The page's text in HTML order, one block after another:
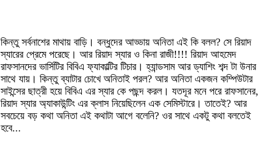
কিন্তু সর্বনাশের মাথায় বাড়ি। বন্ধুদের আড্ডায় অনিতা এই কি বলল? সে রিয়াদ
স্যারের প্রেমে পরেছে। আর রিয়াদ স্যার ও কিনা রাজী!!!! রিয়াদ আহমেদ
রাফসানদের ভার্সিটির বিবিএ ফ্যাকাল্টির টিচার। হ্যান্ডসাম আর ড্যাশিং শব্দ টা উনার
সাথে যায়। কিন্তু ব্যাটার চোখে অনিতাই পরল? আর অনিতা একজন কম্পিউটার
সাইন্সের ছাত্রী হয়ে বিবিএ এর স্যার কে পছন্দ করল। যতদূর মনে পরে রাফসানের,
রিয়াদ স্যার অ্যাকাউন্টিং এর ক্লাস নিয়েছিলেন এক সেমিস্টারে। তাতেই? আর
সবচেয়ে বড় কথা অনিতা এই কথাটা আগে বলেনি? ওর সাথে একটু কথা বলতেই
হবে...